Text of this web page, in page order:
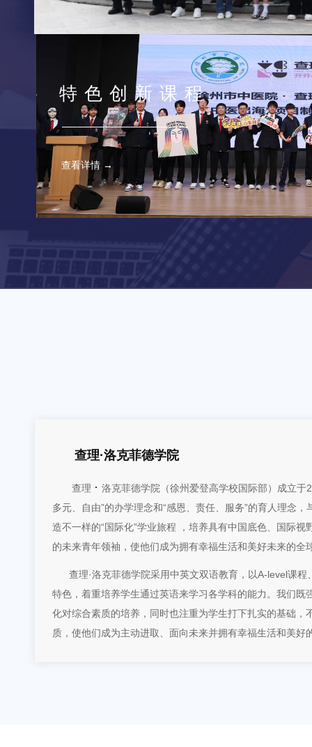
查理 · 洛克菲德学院（徐州爱登高学校国际部）成立于
多元、自由”的办学理念和“感恩、责任、服务”的育人理念
造不一样的“国际化”学业旅程 ，培养具有中国底色、国际
的未来青年领袖，使他们成为拥有幸福生活和美好未来的全
查理·洛克菲德学院采用中英文双语教育，以A-level课
特色，着重培养学生通过英语来学习各学科的能力。我们既
化对综合素质的培养，同时也注重为学生打下扎实的基础，
质，使他们成为主动进取、面向未来并拥有幸福生活和美好
查理·洛克菲德学院
特色创新课程
查看详情 →